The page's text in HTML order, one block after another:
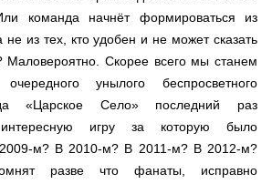
команда начнёт формироваться из
из тех, кто удобен и не может сказать
Маловероятно. Скорее всего мы станем
очередного унылого беспросветного
«Царское Село» последний раз
интересную игру за которую было
м? В 2010-м? В 2011-м? В 2012-м?
разве что фанаты, исправно